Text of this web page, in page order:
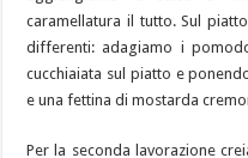
caramellatura il tutto. Sul
differenti: adagiamo i
cucchiaiata sul piatto e
e una fettina di mostarda
Per la seconda lavorazione